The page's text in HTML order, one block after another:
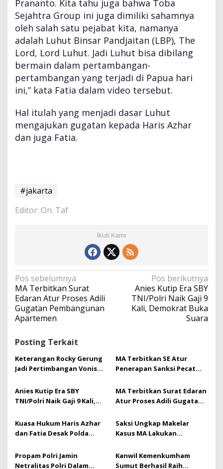
Prananto. Kita tahu juga bahwa Toba
Sejahtra Group ini juga dimiliki sahamnya
oleh salah satu pejabat kita, namanya
adalah Luhut Binsar Pandjaitan (LBP), The
Lord, Lord Luhut. Jadi Luhut bisa dibilang
bermain dalam pertambangan-
pertambangan yang terjadi di Papua hari
ini,” kata Fatia dalam video tersebut.
Hal itulah yang menjadi dasar Luhut
mengajukan gugatan kepada Haris Azhar
dan juga Fatia.
#jakarta
Editor: On. Taf
Ikuti Kami
N
a
v
i
g
a
i
o
s
Pos sebelumnya
MA Terbitkan Surat
Edaran Atur Proses Adili
Gugatan Pembangunan
Apartemen
Pos berikutnya
Anies Kutip Era SBY
TNI/Polri Naik Gaji 9
Kali, Demokrat Buka
Suara
Posting Terkait
Keterangan Rocky Gerung
Jadi Pertimbangan Vonis
MA Terbitkan SE Atur
Penerapan Sanksi Pecat
Anies Kutip Era SBY
TNI/Polri Naik Gaji 9 Kali,
MA Terbitkan Surat Edaran
Atur Proses Adili Gugatan
Kuasa Hukum Haris Azhar
dan Fatia Desak Polda
Laporan Dugaan Korupsi
Luhut
Saksi Ungkap Makelar
Kasus MA Lakukan
Sehari
Propam Polri Jamin
Netralitas Polri Dalam
Kanwil Kemenkumham
Sumut Berhasil Raih